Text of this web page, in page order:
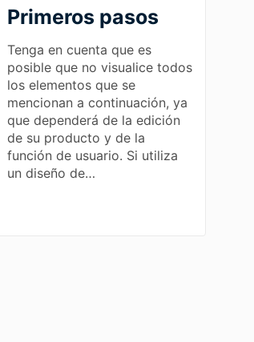
Primeros pasos
Tenga en cuenta que es
posible que no visualice todos
los elementos que se
mencionan a continuación, ya
que dependerá de la edición
de su producto y de la
función de usuario. Si utiliza
un diseño de…